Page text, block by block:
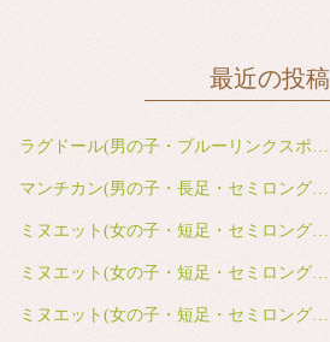
最近の投稿
ラグドール(男の子・ブルーリンクスポイントバイカラー)
マンチカン(男の子・長足・セミロング・レッドタビー&ホワイト)
ミヌエット(女の子・短足・セミロング・ブルー&ホワイト)
ミヌエット(女の子・短足・セミロング・ブルー&ホワイト)
ミヌエット(女の子・短足・セミロング・ブラウンタビー&ホワイト)